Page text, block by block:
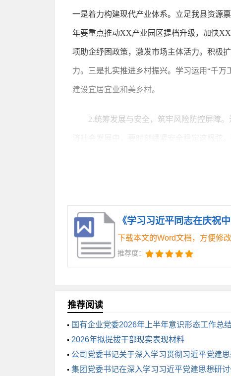
一是着力构建现代产业体系。立足我县资源
年要重点推动XX产业园区提档升级，加快
项助企纾困政策，激发市场主体活力。积极
力。三是扎实推进乡村振兴。学习运用“千万
建设宜居宜业和美乡村。
2.统筹发展与安全，筑牢风险防控屏障
领域风险。二是守牢安全生产底线。严格落
定。坚持和发展新时代“枫桥经验”，畅通和
3.增进民生福祉，共享现代化建设成果
续加大教育、医疗、养老、托育等公共服务
业。健全多层次社会保障体系，兜牢基本民
“注重强健自身，始终充满生机活力。”
风和能力扛起时代重任。
1.锤炼过硬政治能力。始终把党的政治
下载本文的Word文档，方便修
推荐度：
推荐阅读
国有企业党委2026年上半年意识形态工作总结
2026年拟提拔干部现实表现材料
公司党委书记关于深入学习贯彻习近平党建
集团党委书记在深入学习习近平党建思想研